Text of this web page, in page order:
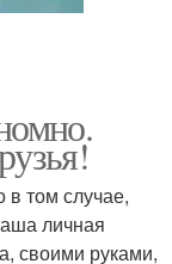
в том случае,
личная
своими руками,